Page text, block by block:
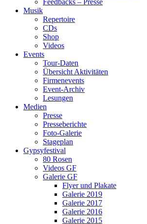
Feedbacks – Presse
Musik
Repertoire
CDs
Shop
Videos
Events
Tour-Daten
Übersicht Aktivitäten
Firmenevents
Event-Archiv
Lesungen
Medien
Presse
Presseberichte
Foto-Galerie
Stageplan
Gypsyfestival
80 Rosen
Videos GF
Galerie GF
Flyer und Plakate
Galerie 2019
Galerie 2017
Galerie 2016
Galerie 2015